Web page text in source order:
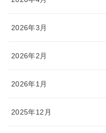
2026年3月
2026年2月
2026年1月
2025年12月